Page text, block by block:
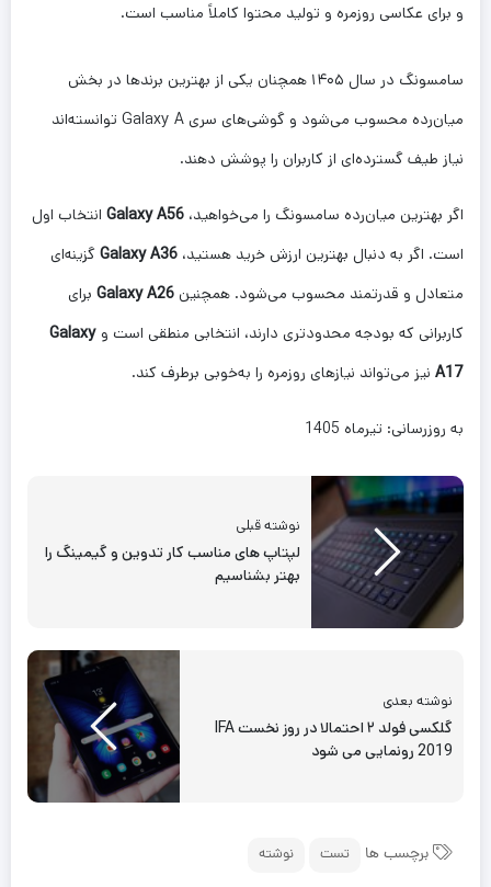
و برای عکاسی روزمره و تولید محتوا کاملاً مناسب است.
سامسونگ در سال ۱۴۰۵ همچنان یکی از بهترین برندها در بخش
میان‌رده محسوب می‌شود و گوشی‌های سری Galaxy A توانسته‌اند
نیاز طیف گسترده‌ای از کاربران را پوشش دهند.
اگر بهترین میان‌رده سامسونگ را می‌خواهید، Galaxy A56 انتخاب اول
است. اگر به دنبال بهترین ارزش خرید هستید، Galaxy A36 گزینه‌ای
متعادل و قدرتمند محسوب می‌شود. همچنین Galaxy A26 برای
کاربرانی که بودجه محدودتری دارند، انتخابی منطقی است و Galaxy
A17 نیز می‌تواند نیازهای روزمره را به‌خوبی برطرف کند.
به روزرسانی: تیرماه 1405
نوشته قبلی
لپتاپ های مناسب کار تدوین و گیمینگ را
بهتر بشناسیم
نوشته بعدی
گلکسی فولد ۲ احتمالا در روز نخست IFA
2019 رونمایی می شود
برچسب ها تست نوشته